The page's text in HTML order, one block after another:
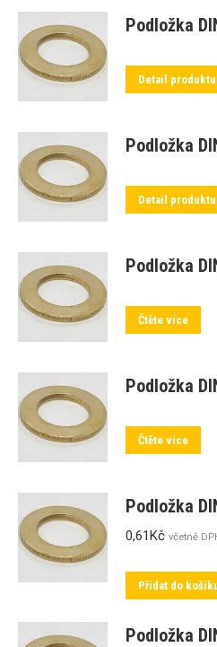
Podložka
Detail produktu
Podložka
Detail produktu
Podložka
Čtěte více
Podložka
Čtěte více
Podložka
0,61Kč včetně
Přidat do
Podložka